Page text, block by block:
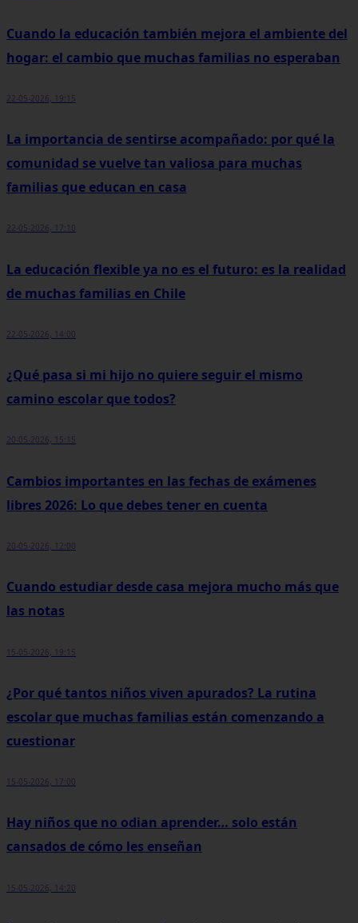
Cuando la educación también mejora el ambiente del
hogar: el cambio que muchas familias no esperaban
22-05-2026, 19:15
La importancia de sentirse acompañado: por qué la
comunidad se vuelve tan valiosa para muchas
familias que educan en casa
22-05-2026, 17:10
La educación flexible ya no es el futuro: es la realidad
de muchas familias en Chile
22-05-2026, 14:00
¿Qué pasa si mi hijo no quiere seguir el mismo
camino escolar que todos?
20-05-2026, 15:15
Cambios importantes en las fechas de exámenes
libres 2026: Lo que debes tener en cuenta
20-05-2026, 12:00
Cuando estudiar desde casa mejora mucho más que
las notas
15-05-2026, 19:15
¿Por qué tantos niños viven apurados? La rutina
escolar que muchas familias están comenzando a
cuestionar
15-05-2026, 17:00
Hay niños que no odian aprender… solo están
cansados de cómo les enseñan
15-05-2026, 14:20